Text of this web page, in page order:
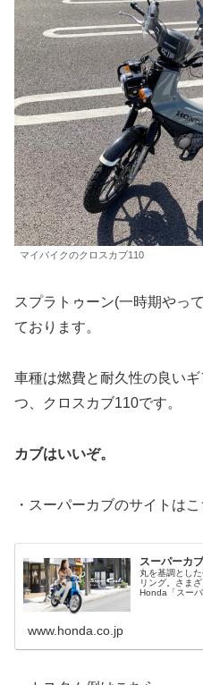
マイバイクのクロスカブ110
スプラトゥーン(一時期やっ
ております。
車種は燃費と耐久性の良い
つ、クロスカブ110です。
カブはいいぞ。
・スーパーカブのサイトはこ
スーパーカ
丸を基調とし
リング。さま
Honda「スー
www.honda.co.jp